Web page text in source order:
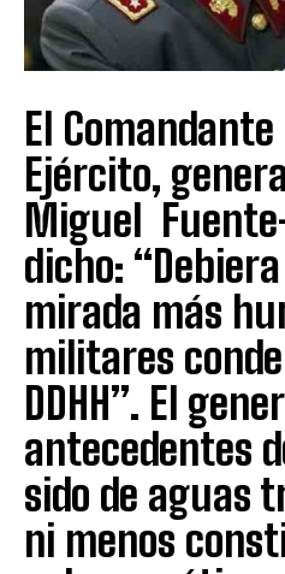
El
Ejército,
Miguel
dicho:
mirada más
militares
DDHH”. El
antecedentes
sido de aguas
ni menos